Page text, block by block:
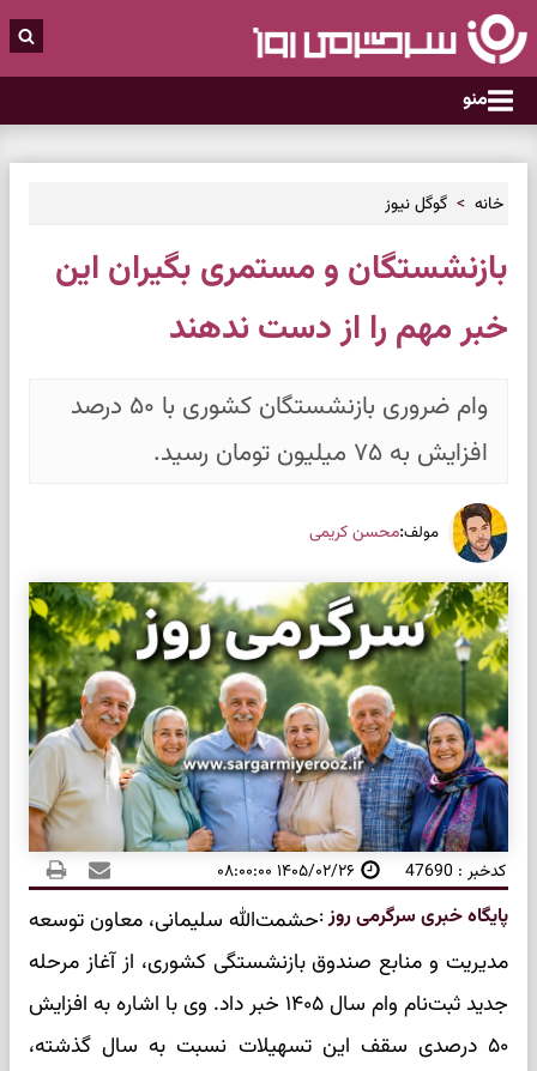
منو
خانه گوگل نیوز
بازنشستگان و مستمری بگیران این
خبر مهم را از دست ندهند
وام ضروری بازنشستگان کشوری با ۵۰ درصد
افزایش به ۷۵ میلیون تومان رسید.
مولف:محسن کریمی
کدخبر : 47690 ۱۴۰۵/۰۲/۲۶ ۰۸:۰۰:۰۰
پایگاه خبری سرگرمی روز:حشمت‌الله سلیمانی، معاون توسعه
مدیریت و منابع صندوق بازنشستگی کشوری، از آغاز مرحله
جدید ثبت‌نام وام سال ۱۴۰۵ خبر داد. وی با اشاره به افزایش
۵۰ درصدی سقف این تسهیلات نسبت به سال گذشته،